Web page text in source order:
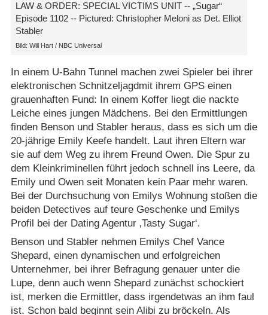
LAW & ORDER: SPECIAL VICTIMS UNIT -- „Sugar“
Episode 1102 -- Pictured: Christopher Meloni as Det. Elliot
Stabler
Bild: Will Hart / NBC Universal
In einem U-Bahn Tunnel machen zwei Spieler bei ihrer
elektronischen Schnitzeljagdmit ihrem GPS einen
grauenhaften Fund: In einem Koffer liegt die nackte
Leiche eines jungen Mädchens. Bei den Ermittlungen
finden Benson und Stabler heraus, dass es sich um die
20-jährige Emily Keefe handelt. Laut ihren Eltern war
sie auf dem Weg zu ihrem Freund Owen. Die Spur zu
dem Kleinkriminellen führt jedoch schnell ins Leere, da
Emily und Owen seit Monaten kein Paar mehr waren.
Bei der Durchsuchung von Emilys Wohnung stoßen die
beiden Detectives auf teure Geschenke und Emilys
Profil bei der Dating Agentur ‚Tasty Sugar‘.
Benson und Stabler nehmen Emilys Chef Vance
Shepard, einen dynamischen und erfolgreichen
Unternehmer, bei ihrer Befragung genauer unter die
Lupe, denn auch wenn Shepard zunächst schockiert
ist, merken die Ermittler, dass irgendetwas an ihm faul
ist. Schon bald beginnt sein Alibi zu bröckeln. Als